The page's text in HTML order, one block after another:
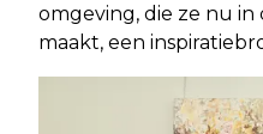
omgeving, die ze nu
maakt, een